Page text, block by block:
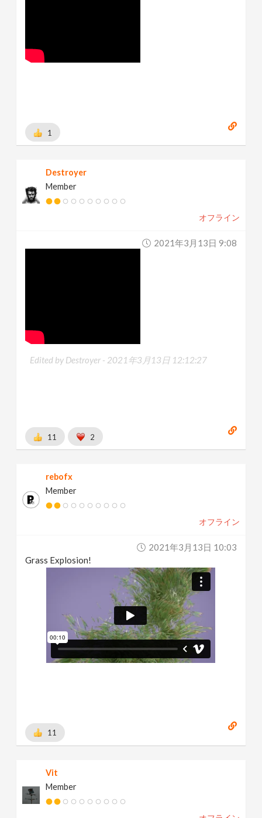
1
Destroyer
Member
オフライン
2021年3月13日 9:08
Edited by Destroyer - 2021年3月13日 12:12:27
11 2
rebofx
Member
オフライン
2021年3月13日 10:03
Grass Explosion!
11
Vit
Member